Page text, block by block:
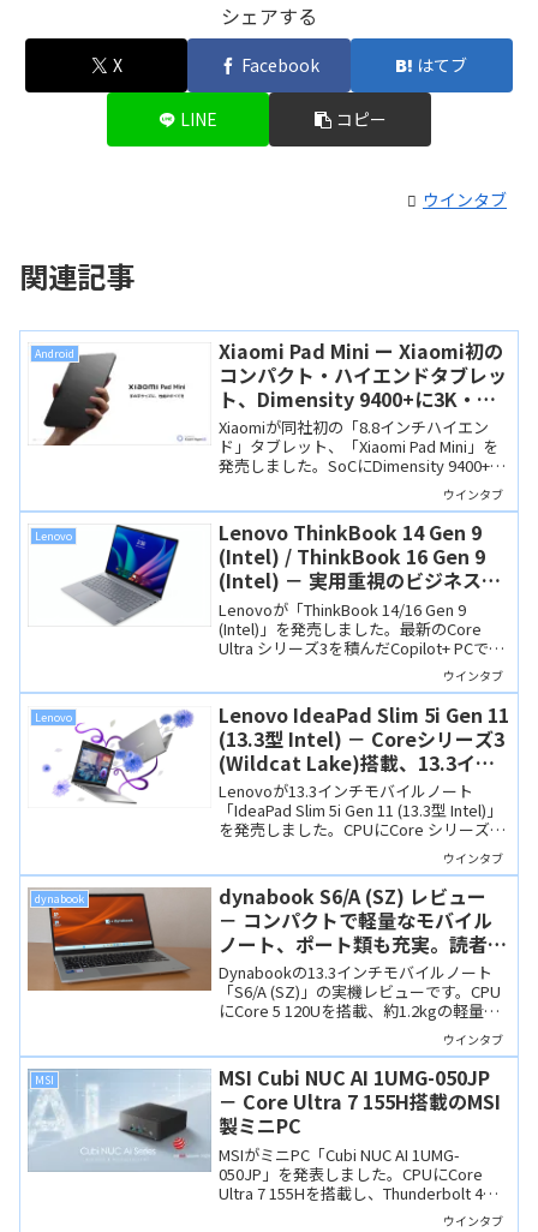
シェアする
X Facebook はてブ
LINE コピー
ウインタブ
関連記事
Android
Xiaomi Pad Mini ー Xiaomi初の
コンパクト・ハイエンドタブレッ
ト、Dimensity 9400+に3K・
165Hzディスプレイ搭載
Xiaomiが同社初の「8.8インチハイエン
ド」タブレット、「Xiaomi Pad Mini」を
発売しました。SoCにDimensity 9400+、
ディスプレイは3K解像度/165Hzと高性
能・高品質。ペン入力や外部モニター出
力も可能です。
ウインタブ
Lenovo
Lenovo ThinkBook 14 Gen 9
(Intel) / ThinkBook 16 Gen 9
(Intel) － 実用重視のビジネスノ
ートがCore Ultraシリーズ3を搭
載
Lenovoが「ThinkBook 14/16 Gen 9
(Intel)」を発売しました。最新のCore
Ultra シリーズ3を積んだCopilot+ PCで
す。実用本位の製品で、ビジネス用や学
習用には十分な性能を備えています。
ウインタブ
Lenovo
Lenovo IdeaPad Slim 5i Gen 11
(13.3型 Intel) － Coreシリーズ3
(Wildcat Lake)搭載、13.3イン
チの高品質なモバイルノート
Lenovoが13.3インチモバイルノート
「IdeaPad Slim 5i Gen 11 (13.3型 Intel)」
を発売しました。CPUにCore シリーズ3
(Wildcat Lake)を搭載し、筐体もモバイル
利用にはジャストなサイズ感になってい
ます。
ウインタブ
dynabook
dynabook S6/A (SZ) レビュー
－ コンパクトで軽量なモバイル
ノート、ポート類も充実。読者向
け特別サイトでお買い得に
Dynabookの13.3インチモバイルノート
「S6/A (SZ)」の実機レビューです。CPU
にCore 5 120Uを搭載、約1.2kgの軽量筐
体に充実のインターフェースを備えた製
品です。カタログモデルS6とWeb限定モ
デルSZのスペック・液晶・バッテリーの
違いも解説。お得に購入できる「特定媒
体サイト」の情報も！
ウインタブ
MSI
MSI Cubi NUC AI 1UMG-050JP
－ Core Ultra 7 155H搭載のMSI
製ミニPC
MSIがミニPC「Cubi NUC AI 1UMG-
050JP」を発表しました。CPUにCore
Ultra 7 155Hを搭載し、Thunderbolt 4×2
やHDMI×2で最大4画面出力に対応しま
ウインタブ